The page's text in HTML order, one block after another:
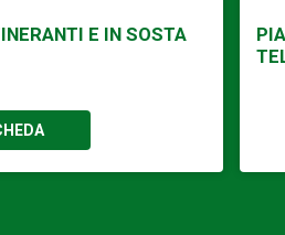
E IN SOSTA